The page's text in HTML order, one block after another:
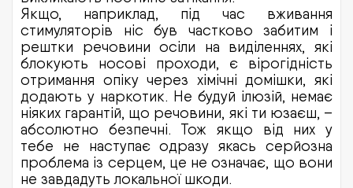
Якщо, наприклад, під час вживання
стимуляторів ніс був частково забитим і
рештки речовини осіли на виділеннях, які
блокують носові проходи, є вірогідність
отримання опіку через хімічні домішки, які
додають у наркотик. Не будуй ілюзій, немає
ніяких гарантій, що речовини, які ти юзаєш, –
абсолютно безпечні. Тож якщо від них у
тебе не наступає одразу якась серйозна
проблема із серцем, це не означає, що вони
не завдадуть локальної шкоди.